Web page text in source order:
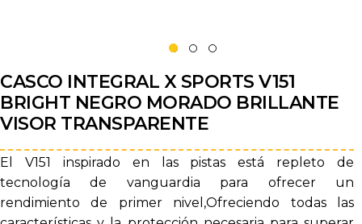
CASCO INTEGRAL X SPORTS V151
BRIGHT NEGRO MORADO BRILLANTE
VISOR TRANSPARENTE
El V151 inspirado en las pistas está repleto de
tecnología de vanguardia para ofrecer un
rendimiento de primer nivel,Ofreciendo todas las